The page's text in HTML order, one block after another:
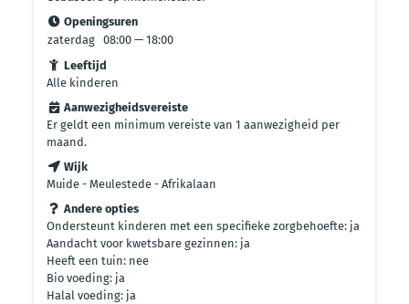
Openingsuren
zaterdag 08:00 — 18:00
Leeftijd
Alle kinderen
Aanwezigheidsvereiste
Er geldt een minimum vereiste van 1 aanwezigheid per
maand.
Wijk
Muide - Meulestede - Afrikalaan
Andere opties
Ondersteunt kinderen met een specifieke zorgbehoefte: ja
Aandacht voor kwetsbare gezinnen: ja
Heeft een tuin: nee
Bio voeding: ja
Halal voeding: ja